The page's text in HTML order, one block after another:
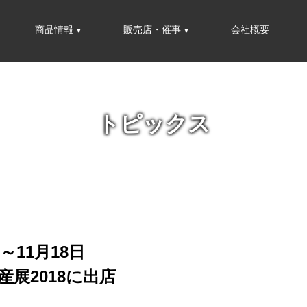
商品情報 販売店・催事 会社概要
トピックス
11月18日
展2018に出店